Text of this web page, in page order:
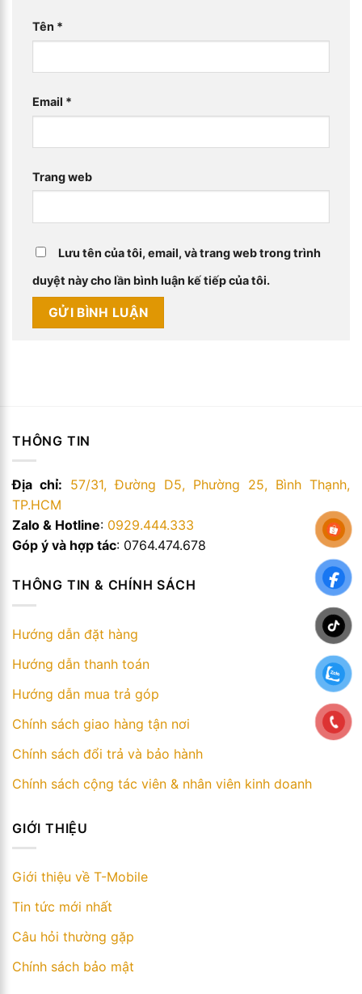
Tên *
Email *
Trang web
Lưu tên của tôi, email, và trang web trong trình
duyệt này cho lần bình luận kế tiếp của tôi.
THÔNG TIN
Địa chỉ: 57/31, Đường D5, Phường 25, Bình Thạnh,
TP.HCM
Zalo & Hotline: 0929.444.333
Góp ý và hợp tác: 0764.474.678
THÔNG TIN & CHÍNH SÁCH
Hướng dẫn đặt hàng
Hướng dẫn thanh toán
Hướng dẫn mua trả góp
Chính sách giao hàng tận nơi
Chính sách đổi trả và bảo hành
Chính sách cộng tác viên & nhân viên kinh doanh
GIỚI THIỆU
Giới thiệu về T-Mobile
Tin tức mới nhất
Câu hỏi thường gặp
Chính sách bảo mật